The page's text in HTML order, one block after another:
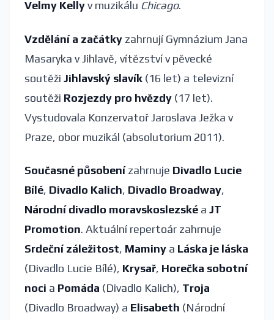
Velmy Kellyv muzikálu Chicago.
Vzdělání a začátky zahrnují Gymnázium Jana
Masaryka v Jihlavě, vítězství v pěvecké
soutěži Jihlavský slavík (16 let) a televizní
soutěži Rozjezdy pro hvězdy (17 let).
Vystudovala Konzervatoř Jaroslava Ježka v
Praze, obor muzikál (absolutorium 2011).
Současné působenízahrnuje Divadlo Lucie
Bílé, Divadlo Kalich, Divadlo Broadway,
Národní divadlo moravskoslezské a JT
Promotion. Aktuální repertoár zahrnuje
Srdeční záležitost, Maminy a Láska je láska
(Divadlo Lucie Bílé), Krysař, Horečka sobotní
noci a Pomáda (Divadlo Kalich), Troja
(Divadlo Broadway) a Elisabeth (Národní